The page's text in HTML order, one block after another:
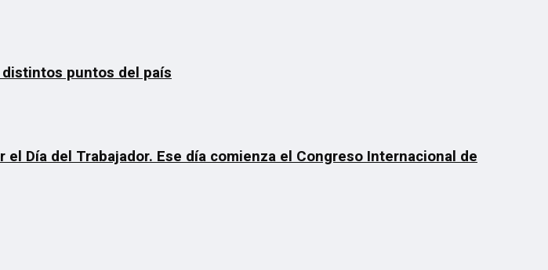
puntos del país
Día del Trabajador. Ese día comienza el Congreso Internacional de